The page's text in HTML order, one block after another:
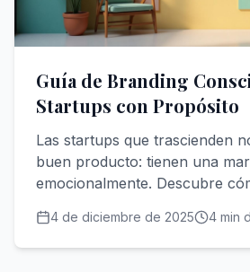
Guía de Branding
Startups con Propósito
Las startups que trascienden
buen producto: tienen una
emocionalmente. Descubre
quienes comparten tus valores.
4 de diciembre de 2025 4 min